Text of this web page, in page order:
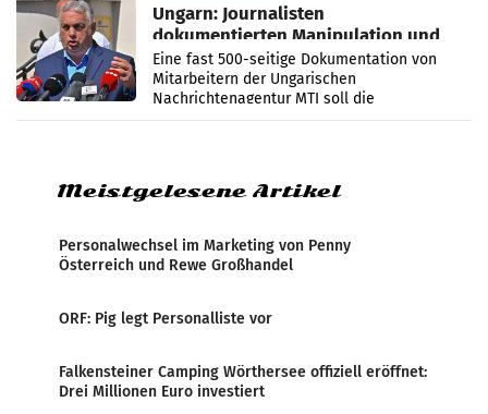
Ungarn: Journalisten
dokumentierten Manipulation und
Zensur
Eine fast 500-seitige Dokumentation von
Mitarbeitern der Ungarischen
Nachrichtenagentur MTI soll die
systematische Nachrichten-Manipulation und
Meistgelesene Artikel
Personalwechsel im Marketing von Penny
Österreich und Rewe Großhandel
ORF: Pig legt Personalliste vor
Falkensteiner Camping Wörthersee offiziell eröffnet:
Drei Millionen Euro investiert